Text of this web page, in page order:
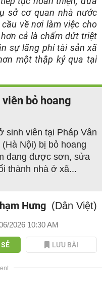
sở cơ quan nhà nước
về nơi làm việc cho
cả là chấm dứt triệt
sự lãng phí tài sản xã
một thập kỷ qua tại
bỏ hoang
sinh viên tại Pháp Vân
Nội) bị bỏ hoang
đang được sơn, sửa
thành nhà ở xã...
Hưng (Dân Việt)
2026 10:30 AM
LƯU BÀI